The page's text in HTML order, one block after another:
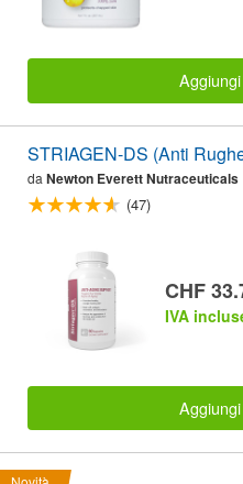
STRIAGEN-DS (Anti
da Newton Everett Nutraceuticals
(47)
CHF
IVA